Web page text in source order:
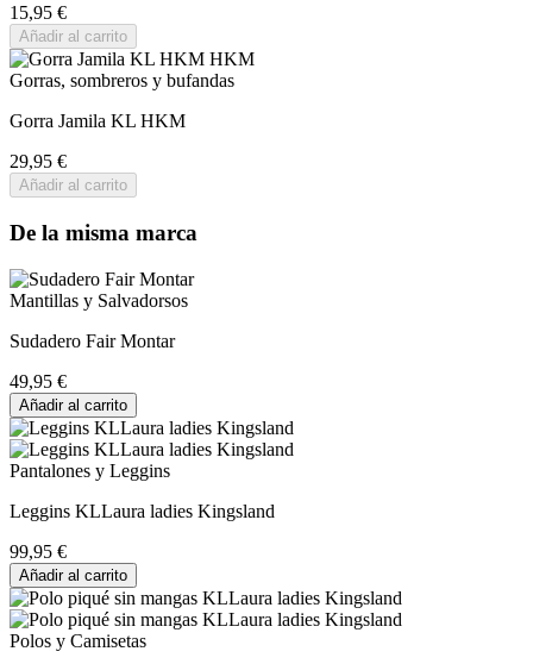
15,95 €
Añadir al carrito
Gorras, sombreros y bufandas
Gorra Jamila KL HKM
29,95 €
Añadir al carrito
De la misma marca
Mantillas y Salvadorsos
Sudadero Fair Montar
49,95 €
Añadir al carrito
Pantalones y Leggins
Leggins KLLaura ladies Kingsland
99,95 €
Añadir al carrito
Polos y Camisetas